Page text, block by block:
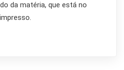
da matéria, que está no